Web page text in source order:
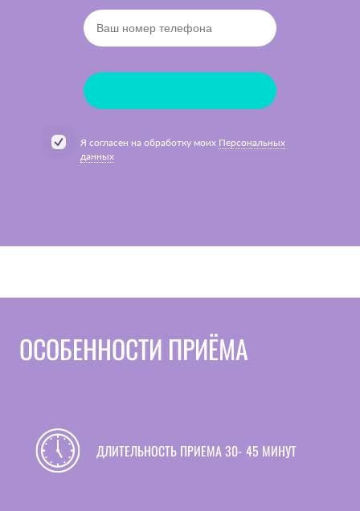
Я согласен на обработку моих Персональных
данных
ОСОБЕННОСТИ ПРИЁМА
ДЛИТЕЛЬНОСТЬ ПРИЕМА 30‑45 МИНУТ